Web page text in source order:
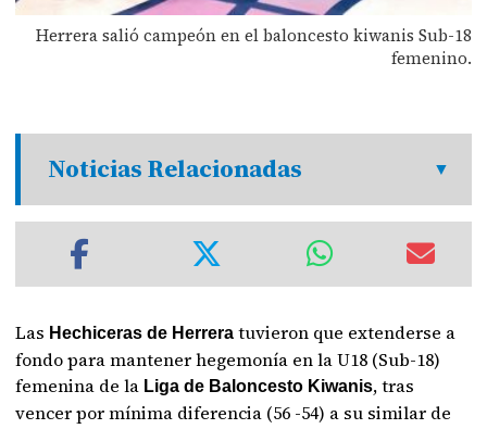
Herrera salió campeón en el baloncesto kiwanis Sub-18
femenino.
Noticias Relacionadas
Las Hechiceras de Herreratuvieron que extenderse a
fondo para mantener hegemonía en la U18 (Sub-18)
femenina de la Liga de Baloncesto Kiwanis, tras
vencer por mínima diferencia (56 -54) a su similar de